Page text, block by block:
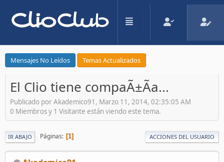
Mensajes No Leídos Temas Actualizados
El Clio tiene compaÃ±Ã­a...
Publicado por Akademico91, Marzo 11, 2014, 02:35:05 AM
0 Miembros y 1 Visitante están viendo este tema.
IR ABAJO Páginas 1 ACCIONES DEL USUARIO